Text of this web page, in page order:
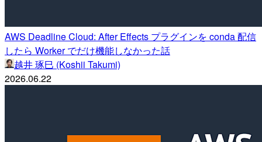
AWS Deadline Cloud: After Effects プラグインを conda 配信
したら Worker でだけ機能しなかった話
越井 琢巳 (Koshii Takumi)
2026.06.22